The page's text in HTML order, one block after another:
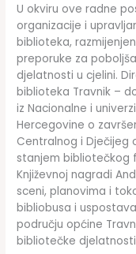
U okviru ove radne
organizacije i
biblioteka,
preporuke za
djelatnosti u cjelini.
biblioteka Travnik –
iz Nacionalne i
Hercegovine o
Centralnog i Dječijeg
stanjem bibliotečkog
Književnoj nagradi
sceni, planovima i
bibliobusa i
području općine
bibliotečke djelatnosti